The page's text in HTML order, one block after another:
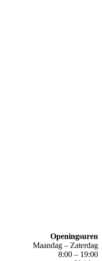
Openingsuren
Maandag – Zaterdag
8:00 – 19:00